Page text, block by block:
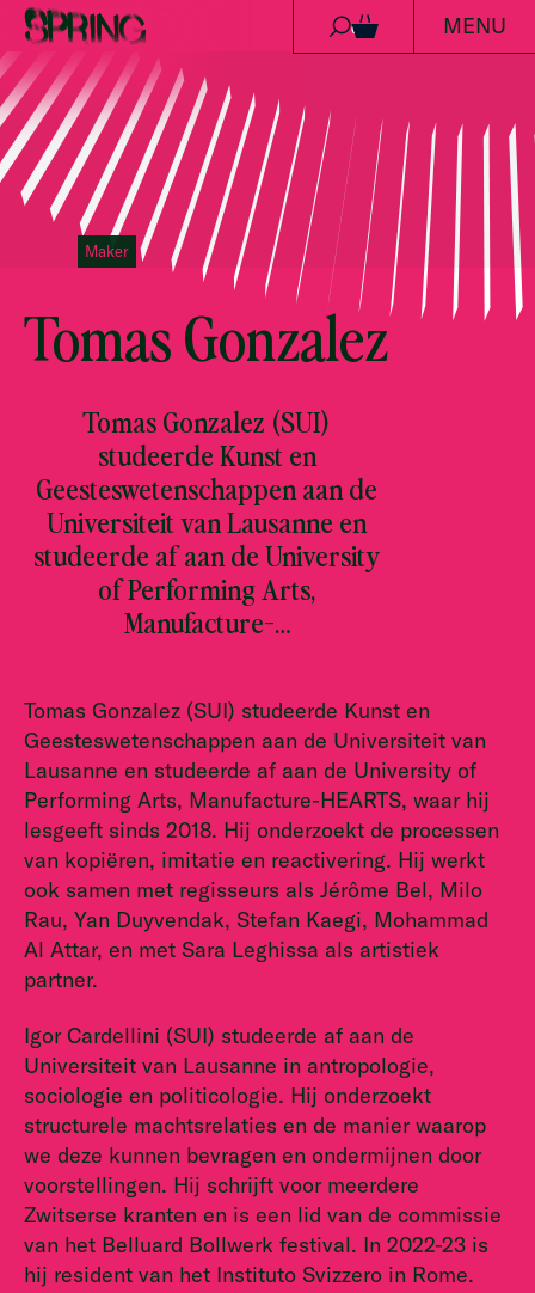
Ga naar de inhoud
0 MENU
Maker
Tomas Gonzalez
Tomas Gonzalez (SUI)
studeerde Kunst en
Geesteswetenschappen aan de
Universiteit van Lausanne en
studeerde af aan de University
of Performing Arts,
Manufacture-…
Tomas Gonzalez (SUI) studeerde Kunst en
Geesteswetenschappen aan de Universiteit van
Lausanne en studeerde af aan de University of
Performing Arts, Manufacture-HEARTS, waar hij
lesgeeft sinds 2018. Hij onderzoekt de processen
van kopiëren, imitatie en reactivering. Hij werkt
ook samen met regisseurs als Jérôme Bel, Milo
Rau, Yan Duyvendak, Stefan Kaegi, Mohammad
Al Attar, en met Sara Leghissa als artistiek
partner.
Igor Cardellini (SUI) studeerde af aan de
Universiteit van Lausanne in antropologie,
sociologie en politicologie. Hij onderzoekt
structurele machtsrelaties en de manier waarop
we deze kunnen bevragen en ondermijnen door
voorstellingen. Hij schrijft voor meerdere
Zwitserse kranten en is een lid van de commissie
van het Belluard Bollwerk festival. In 2022-23 is
hij resident van het Instituto Svizzero in Rome.